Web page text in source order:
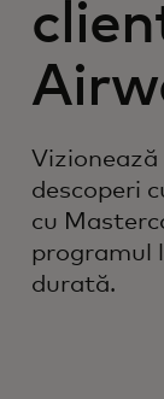
pe termen
Vizionează
descoperi
cu
programul
durată.